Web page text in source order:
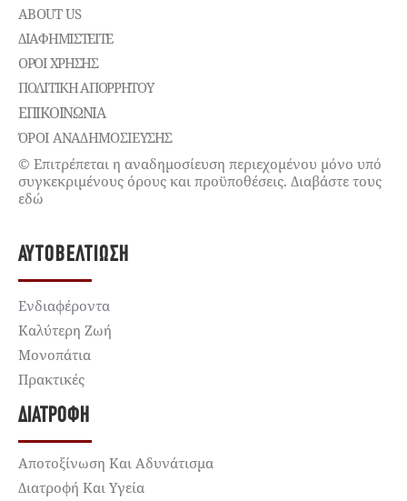
ABOUT US
ΔΙΑΦΗΜΙΣΤΕΊΤΕ
ΌΡΟΙ ΧΡΉΣΗΣ
ΠΟΛΙΤΙΚΉ ΑΠΟΡΡΉΤΟΥ
ΕΠΙΚΟΙΝΩΝΊΑ
ΌΡΟΙ ΑΝΑΔΗΜΟΣΙΕΥΣΗΣ
© Επιτρέπεται η αναδημοσίευση περιεχομένου μόνο υπό
συγκεκριμένους όρους και προϋποθέσεις. Διαβάστε τους
εδώ
ΑΥΤΟΒΕΛΤΊΩΣΗ
Ενδιαφέροντα
Καλύτερη Ζωή
Μονοπάτια
Πρακτικές
ΔΙΑΤΡΟΦΉ
Αποτοξίνωση Και Αδυνάτισμα
Διατροφή Και Υγεία